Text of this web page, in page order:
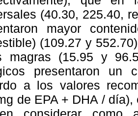
(40.30, 225.40,
mayor
(109.27 y
magras (15.95 y
presentaron un
a los valores
de EPA + DHA /